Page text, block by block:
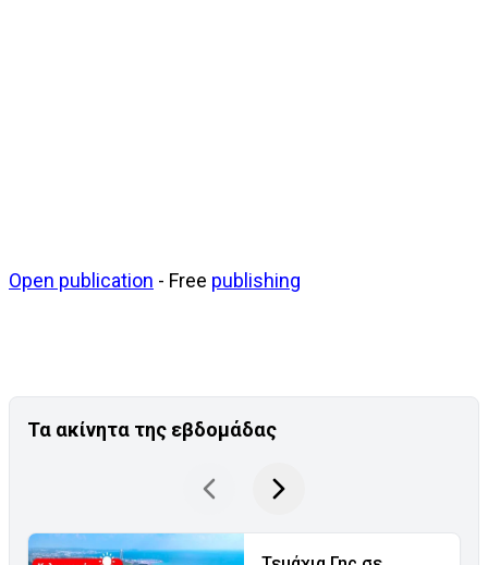
Open publication - Free publishing
Τα ακίνητα της εβδομάδας